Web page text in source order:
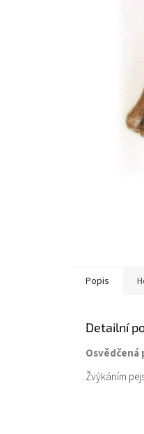
Popis
Detailní
Žvýkáním